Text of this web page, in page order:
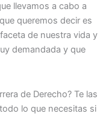
llevamos a cabo a
queremos decir es
de nuestra vida y
demandada y que
de Derecho? Te las
lo que necesitas si